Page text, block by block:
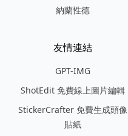
納蘭性德
友情連結
GPT-IMG
ShotEdit 免費線上圖片編輯
StickerCrafter 免費生成頭像
貼紙